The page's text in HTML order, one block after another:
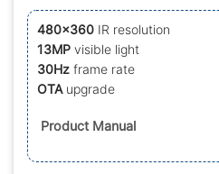
xếp
hạng
0.0
5
sao
480×360 IR resolution
13MP visible light
30Hz frame rate
OTA upgrade
Product Manual